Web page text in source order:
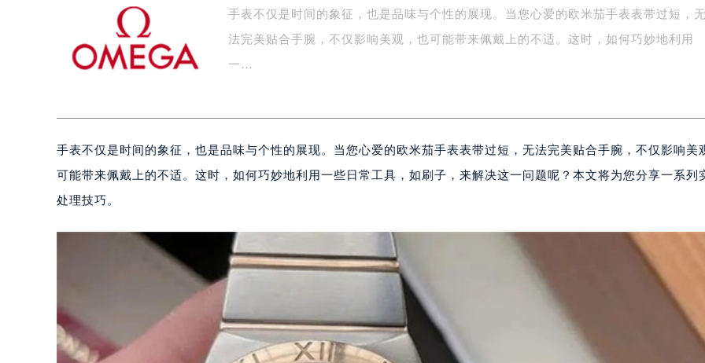
手表不仅是时间的象征，也是品味与个性的展现。当您心爱的欧米茄手表表带过短，
法完美贴合手腕，不仅影响美观，也可能带来佩戴上的不适。这时，如何巧妙地利用
一…
手表不仅是时间的象征，也是品味与个性的展现。当您心爱的欧米茄手表表带过短，无法完美贴合手腕，不仅影响美
可能带来佩戴上的不适。这时，如何巧妙地利用一些日常工具，如刷子，来解决这一问题呢？本文将为您分享一系列
处理技巧。